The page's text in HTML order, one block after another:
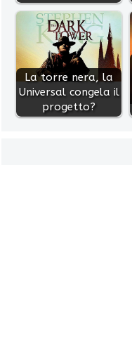
La torre nera, la
Universal congela il
progetto?